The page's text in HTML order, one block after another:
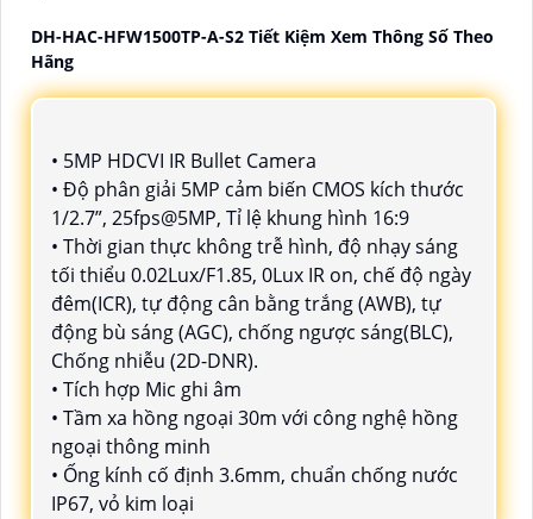
DH-HAC-HFW1500TP-A-S2 Tiết Kiệm Xem Thông Số Theo
Hãng
• 5MP HDCVI IR Bullet Camera
• Độ phân giải 5MP cảm biến CMOS kích thước
1/2.7”, 25fps@5MP, Tỉ lệ khung hình 16:9
• Thời gian thực không trễ hình, độ nhạy sáng
tối thiểu 0.02Lux/F1.85, 0Lux IR on, chế độ ngày
đêm(ICR), tự động cân bằng trắng (AWB), tự
động bù sáng (AGC), chống ngược sáng(BLC),
Chống nhiễu (2D-DNR).
• Tích hợp Mic ghi âm
• Tầm xa hồng ngoại 30m với công nghệ hồng
ngoại thông minh
• Ống kính cố định 3.6mm, chuẩn chống nước
IP67, vỏ kim loại